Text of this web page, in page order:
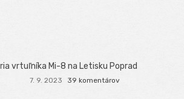
vrtuľníka Mi-8 na Letisku Poprad
7. 9. 2023 39 komentárov